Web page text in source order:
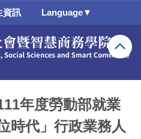
資訊 Language▼
年度勞動部就業
時代」行政業務人